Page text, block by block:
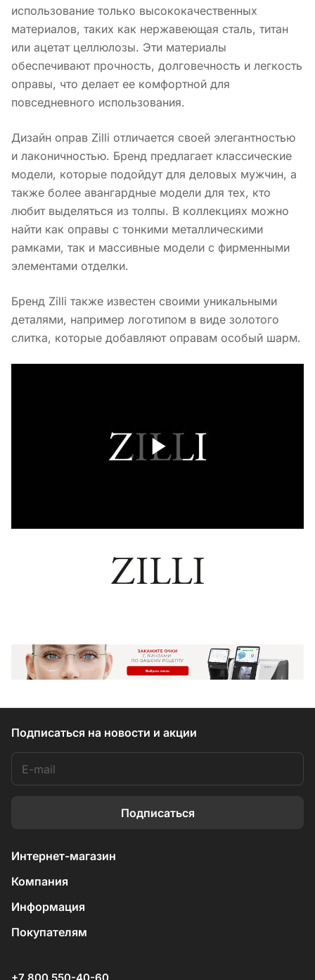
использование только высококачественных
материалов, таких как нержавеющая сталь, титан
или ацетат целлюлозы. Эти материалы
обеспечивают прочность, долговечность и легкость
оправы, что делает ее комфортной для
повседневного использования.
Дизайн оправ Zilli отличается своей элегантностью
и лаконичностью. Бренд предлагает классические
модели, которые подойдут для деловых мужчин, а
также более авангардные модели для тех, кто
любит выделяться из толпы. В коллекциях можно
найти как оправы с тонкими металлическими
рамками, так и массивные модели с фирменными
элементами отделки.
Бренд Zilli также известен своими уникальными
деталями, например логотипом в виде золотого
слитка, которые добавляют оправам особый шарм.
Подписаться на новости и акции
Подписаться
Интернет-магазин
Компания
Информация
Покупателям